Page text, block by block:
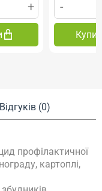
Відгуків (0)
профілактичної
картоплі,
+ -